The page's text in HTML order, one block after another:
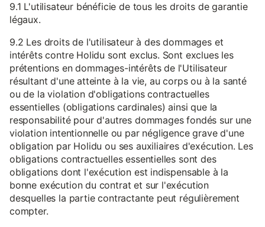
9.1 L'utilisateur bénéficie de tous les droits de garantie
légaux.
9.2 Les droits de l'utilisateur à des dommages et
intérêts contre Holidu sont exclus. Sont exclues les
prétentions en dommages-intérêts de l'Utilisateur
résultant d'une atteinte à la vie, au corps ou à la santé
ou de la violation d'obligations contractuelles
essentielles (obligations cardinales) ainsi que la
responsabilité pour d'autres dommages fondés sur une
violation intentionnelle ou par négligence grave d'une
obligation par Holidu ou ses auxiliaires d'exécution. Les
obligations contractuelles essentielles sont des
obligations dont l'exécution est indispensable à la
bonne exécution du contrat et sur l'exécution
desquelles la partie contractante peut régulièrement
compter.